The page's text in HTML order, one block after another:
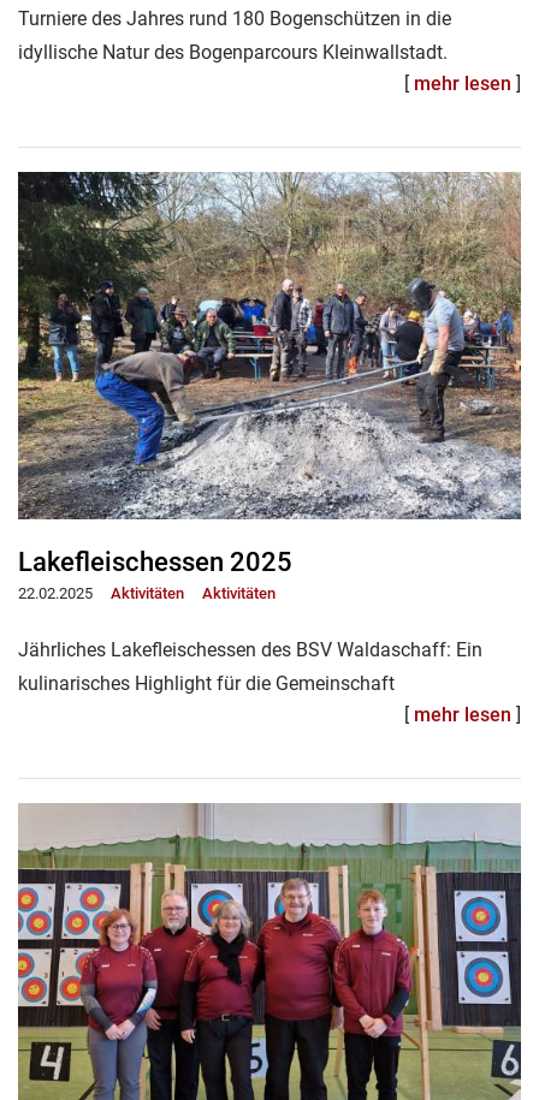
Turniere des Jahres rund 180 Bogenschützen in die
idyllische Natur des Bogenparcours Kleinwallstadt.
[ mehr lesen ]
Lakefleischessen 2025
22.02.2025 Aktivitäten Aktivitäten
Jährliches Lakefleischessen des BSV Waldaschaff: Ein
kulinarisches Highlight für die Gemeinschaft
[ mehr lesen ]